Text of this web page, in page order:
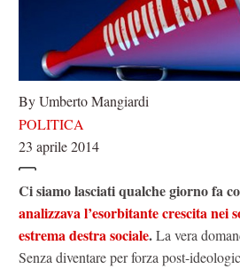
By Umberto Mangiardi
POLITICA
23 aprile 2014
Ci siamo lasciati qualche giorno fa
analizzava l’esorbitante crescita nei
estrema destra sociale.La vera
Senza diventare per forza post-